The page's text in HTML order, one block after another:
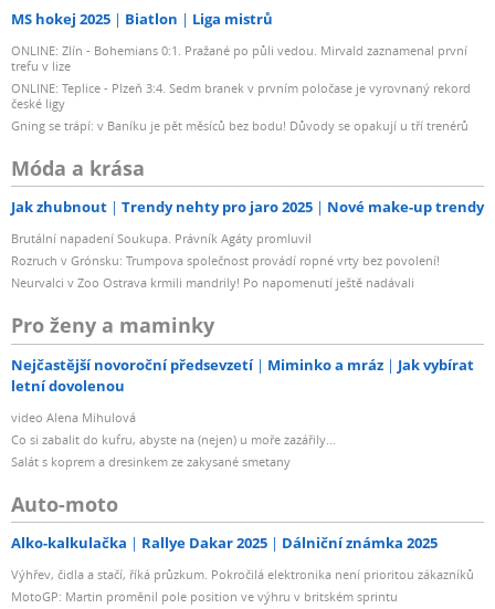
MS hokej 2025 Biatlon Liga mistrů
ONLINE: Zlín - Bohemians 0:1. Pražané po půli vedou. Mirvald zaznamenal první
trefu v lize
ONLINE: Teplice - Plzeň 3:4. Sedm branek v prvním poločase je vyrovnaný rekord
české ligy
Gning se trápí: v Baníku je pět měsíců bez bodu! Důvody se opakují u tří trenérů
Móda a krása
Jak zhubnout Trendy nehty pro jaro 2025 Nové make-up trendy
Brutální napadení Soukupa. Právník Agáty promluvil
Rozruch v Grónsku: Trumpova společnost provádí ropné vrty bez povolení!
Neurvalci v Zoo Ostrava krmili mandrily! Po napomenutí ještě nadávali
Pro ženy a maminky
Nejčastější novoroční předsevzetí Miminko a mráz
Jak vybírat
letní dovolenou
video Alena Mihulová
Co si zabalit do kufru, abyste na (nejen) u moře zazářily...
Salát s koprem a dresinkem ze zakysané smetany
Auto-moto
Alko-kalkulačka Rallye Dakar 2025 Dálniční známka 2025
Výhřev, čidla a stačí, říká průzkum. Pokročilá elektronika není prioritou zákazníků
MotoGP: Martin proměnil pole position ve výhru v britském sprintu